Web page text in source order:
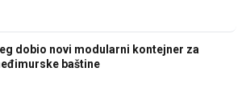
dobio novi modularni kontejner za
baštine